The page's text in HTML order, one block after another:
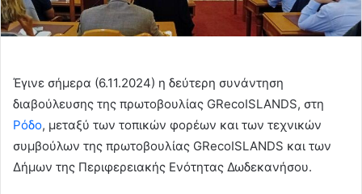
Έγινε σήμερα (6.11.2024) η δεύτερη συνάντηση
διαβούλευσης της πρωτοβουλίας GRecoISLANDS, στη
Ρόδο, μεταξύ των τοπικών φορέων και των τεχνικών
συμβούλων της πρωτοβουλίας GRecoISLANDS και των
Δήμων της Περιφερειακής Ενότητας Δωδεκανήσου.